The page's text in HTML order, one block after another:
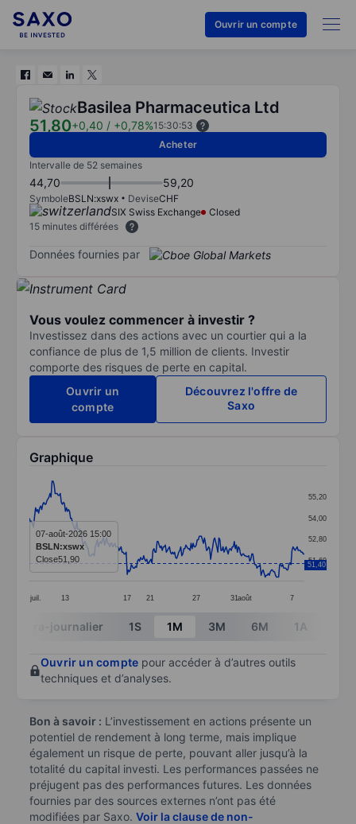
Ouvrir un compte
Basilea Pharmaceutica Ltd
51,80+0,40 / +0,78%15:30:53
Acheter
Intervalle de 52 semaines
44,70 59,20
SymboleBSLN:xswx DeviseCHF
SIX Swiss Exchange
Closed
15 minutes différées
Données fournies par
Vous voulez commencer à investir ?
Investissez dans des actions avec un courtier qui a la
confiance de plus de 1,5 million de clients. Investir
comporte des risques de perte en capital.
Ouvrir un
compte
Découvrez l'offre de
Saxo
Graphique
Line chart with 268 data points.
The chart has 1 X axis displaying categories.
The chart has 1 Y axis displaying values. Data
juil. 13 17 21 27 31août 7
51,60
52,80
54,00
55,20
51,40
07-août-2026 15:00
BSLN:xswx
Close51,90
End of interactive chart.
Intra-journalier 1S 1M 3M 6M 1A
Ouvrir un compte pour accéder à d’autres outils
techniques et d’analyses.
Bon à savoir : L’investissement en actions présente un
potentiel de rendement à long terme, mais implique
également un risque de perte, pouvant aller jusqu’à la
totalité du capital investi. Les performances passées ne
préjugent pas des performances futures. Les données
fournies par des sources externes n’ont pas été
modifiées par Saxo. Voir la clause de non-